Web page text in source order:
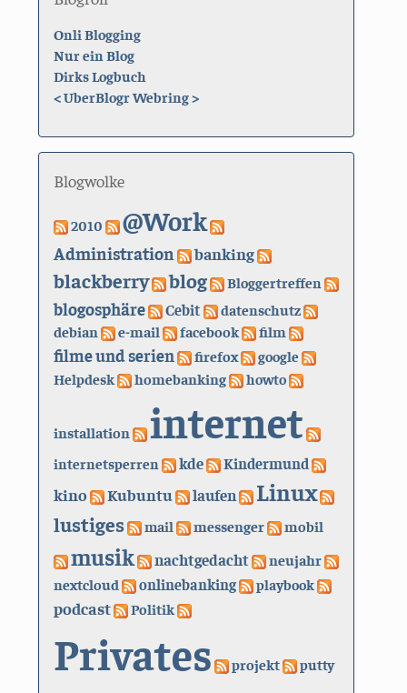
Onli Blogging
Nur ein Blog
Dirks Logbuch
<UberBlogr Webring>
Blogwolke
2010 @Work
Administration banking
blackberry blog Bloggertreffen
blogosphäre Cebit datenschutz
debian e-mail facebook film
filme und serien firefox
google
Helpdesk
homebanking howto
installation internet
internetsperren kde Kindermund
kino Kubuntu laufen Linux
lustiges mail messenger mobil
musik nachtgedacht neujahr
nextcloud onlinebanking playbook
podcast Politik
Privates projekt putty